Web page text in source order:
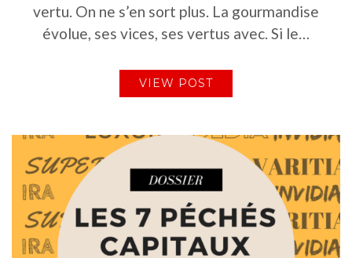
vertu. On ne s’en sort plus. La gourmandise
évolue, ses vices, ses vertus avec. Si le…
VIEW POST